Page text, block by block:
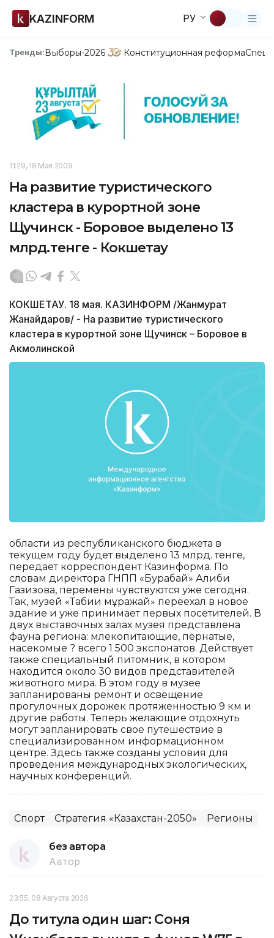
KAZINFORM РУ
Тренды:Выборы-2026 Конституционная реформа
11:29, 18 Мая 2009
На развитие туристического
кластера в курортной зоне
Щучинск - Боровое выделено 13
млрд.тенге - Кокшетау
КОКШЕТАУ. 18 мая. КАЗИНФОРМ /Жанмурат
Жанайдаров/ - На развитие туристического
кластера в курортной зоне Щучинск – Боровое в
Акмолинской
области из республиканского бюджета в
текущем году будет выделено 13 млрд. тенге,
передает корреспондент Казинформа. По
словам директора ГНПП «Бурабай» Алиби
Газизова, перемены чувствуются уже сегодня.
Так, музей «Табиғи мұражай» переехал в новое
здание и уже принимает первых посетителей. В
двух выставочных залах музея представлена
фауна региона: млекопитающие, пернатые,
насекомые ? всего 1 500 экспонатов. Действует
также специальный питомник, в котором
находится около 30 видов представителей
животного мира. В этом году в музее
запланированы ремонт и освещение
прогулочных дорожек протяженностью 9 км и
другие работы. Теперь желающие отдохнуть
могут запланировать свое путешествие в
специализированном информационном
центре. Здесь также созданы условия для
проведения международных экологических,
научных конференций.
Спорт Стратегия «Казахстан-2050» Регионы
без автора
Автор
23:55, 08 Августа 2026
До титула один шаг: Соня